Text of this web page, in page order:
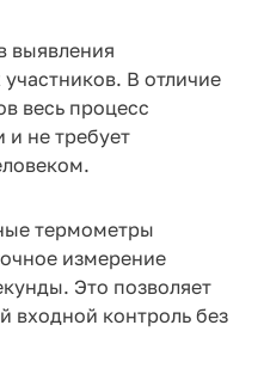
выявления
В отличие
весь процесс
и не требует
термометры
измерение
Это позволяет
входной контроль без